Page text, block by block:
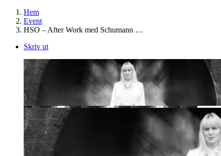
Hem
Event
HSO – After Work med Schumann …
Skriv ut